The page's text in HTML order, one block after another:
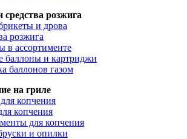
средства розжига
и дрова
розжига
в ассортименте
баллоны и картриджи
баллонов газом
на гриле
копчения
копчения
для копчения
и опилки